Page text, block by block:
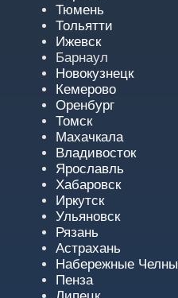
Тюмень
Тольятти
Ижевск
Барнаул
Новокузнецк
Кемерово
Оренбург
Томск
Махачкала
Владивосток
Ярославль
Хабаровск
Иркутск
Ульяновск
Рязань
Астрахань
Набережные Челны
Пенза